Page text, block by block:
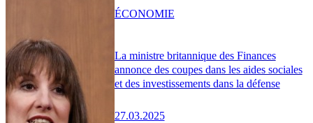
La ministre britannique des Finances
annonce des coupes dans les aides sociales
et des investissements dans la défense
27.03.2025
ÉCONOMIE